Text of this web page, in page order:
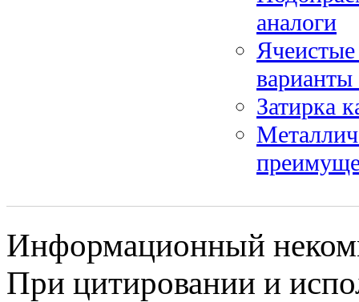
аналоги
Затирка
Информационный
При цитировании и